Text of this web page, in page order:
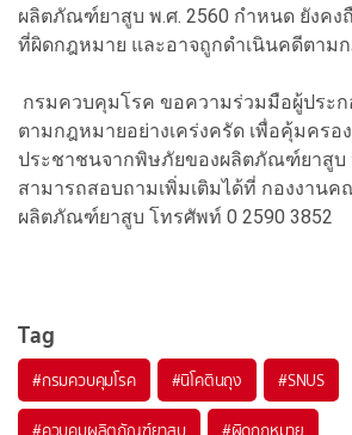
ผลิตภัณฑ์ยาสูบ พ.ศ. 2560 กำหนด ยังคง
ที่ผิดกฎหมาย และอาจถูกดำเนินคดีตาม
กรมควบคุมโรค ขอความร่วมมือผู้ประ
ตามกฎหมายอย่างเคร่งครัด เพื่อคุ้มครอ
ประชาชนจากพิษภัยของผลิตภัณฑ์ยาสูบ
สามารถสอบถามเพิ่มเติมได้ที่ กองงาน
ผลิตภัณฑ์ยาสูบ โทรศัพท์ 0 2590 3852
Tag
#กรมควบคุมโรค #นิโคตินถุง #SNUS
#ควบคุมผลิตภัณฑ์ยาสูบ #ผิดกฎหมาย